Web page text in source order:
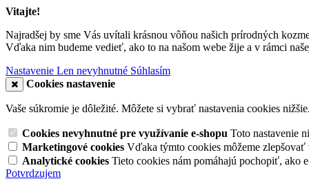
Vitajte!
Najradšej by sme Vás uvítali krásnou vôňou našich prírodných
Vďaka nim budeme vedieť, ako to na našom webe žije a v rámci
Nastavenie Len nevyhnutné Súhlasím
Cookies nastavenie
Vaše súkromie je dôležité. Môžete si vybrať nastavenia cookies nižšie.
Cookies nevyhnutné pre využívanie e-shopu Toto nastavenie
Marketingové cookies Vďaka týmto cookies môžeme
Analytické cookies Tieto cookies nám pomáhajú pochopiť, ako
Potvrdzujem